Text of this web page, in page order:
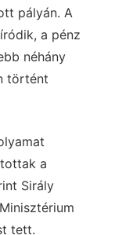
pályán. A
a pénz
néhány
történt
a
Sirály
tett.